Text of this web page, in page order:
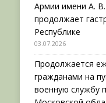
Армии имени А.
продолжает
Республике
03.07.2026
Продолжается
гражданами на
военную службу